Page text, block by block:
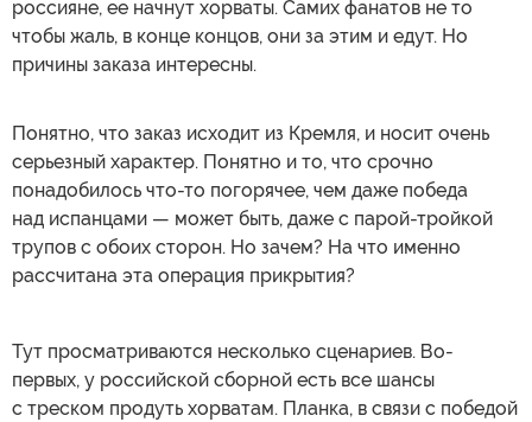
россияне, ее начнут хорваты. Самих фанатов не то
чтобы жаль, в конце концов, они за этим и едут. Но
причины заказа интересны.
Понятно, что заказ исходит из Кремля, и носит очень
серьезный характер. Понятно и то, что срочно
понадобилось что-то погорячее, чем даже победа
над испанцами — может быть, даже с парой-тройкой
трупов с обоих сторон. Но зачем? На что именно
рассчитана эта операция прикрытия?
Тут просматриваются несколько сценариев. Во-
первых, у российской сборной есть все шансы
с треском продуть хорватам. Планка, в связи с победой